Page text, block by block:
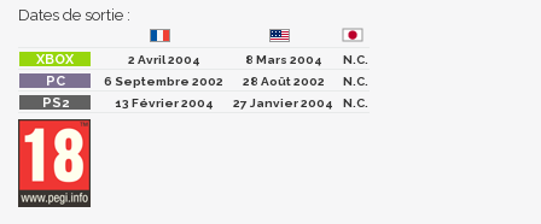
Dates de sortie :
2 Avril 2004 8 Mars 2004
N.C.
6 Septembre 2002
28 Août 2002
N.C.
13 Février 2004
27 Janvier 2004 N.C.